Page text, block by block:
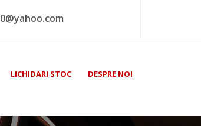
LICHIDARI STOC DESPRE NOI